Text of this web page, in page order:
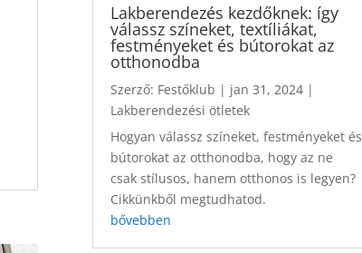
Lakberendezés kezdőknek: így
válassz színeket, textíliákat,
festményeket és bútorokat az
otthonodba
Szerző: Festőklub | jan 31, 2024|
Lakberendezési ötletek
Hogyan válassz színeket, festményeket és
bútorokat az otthonodba, hogy az ne
csak stílusos, hanem otthonos is legyen?
Cikkünkből megtudhatod.
bővebben